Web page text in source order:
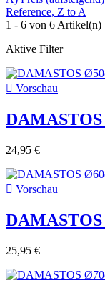
Reference, Z to A
1 - 6 von 6 Artikel(n)
Aktive Filter
 Vorschau
24,95 €
 Vorschau
25,95 €